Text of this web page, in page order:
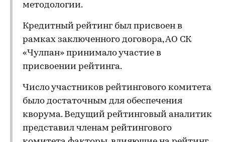
методологии.
Кредитный рейтинг был присвоен в
рамках заключенного договора, АО СК
«Чулпан» принимало участие в
присвоении рейтинга.
Число участников рейтингового комитета
было достаточным для обеспечения
кворума. Ведущий рейтинговый аналитик
представил членам рейтингового